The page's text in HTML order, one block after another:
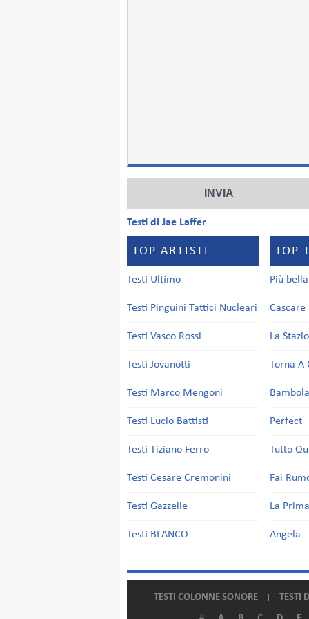
Testi di Jae Laffer
TOP ARTISTI
Testi Ultimo
Testi Pinguini Tattici Nucleari
Testi Vasco Rossi
Testi Jovanotti
Testi Marco Mengoni
Testi Lucio Battisti
Testi Tiziano Ferro
Testi Cesare Cremonini
Testi Gazzelle
Testi BLANCO
TOP
Più
Cascare
La
Torna A
Bambola
Perfect
Tutto
Fai
La
Angela
TESTI COLONNE SONORE TESTI